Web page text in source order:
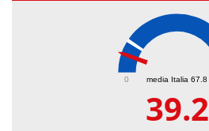
media Italia 67.8
0
39.2